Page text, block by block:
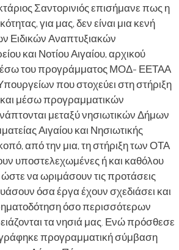
Σαντορινιός επισήμανε πως η
για μας, δεν είναι μια κενή
Ειδικών Αναπτυξιακών
και Νοτίου Αιγαίου, αρχικού
του προγράμματος ΜΟΔ- ΕΕΤΑΑ
που στοχεύει στη στήριξη
μέσω προγραμματικών
μεταξύ νησιωτικών Δήμων
Αιγαίου και Νησιωτικής
από την μια, τη στήριξη των ΟΤΑ
υποστελεχωμένες ή και καθόλου
ώστε να ωριμάσουν τις προτάσεις
όσα έργα έχουν σχεδιάσει και
όσο περισσότερων
τα νησιά μας. Ενώ πρόσθεσε
προγραμματική σύμβαση